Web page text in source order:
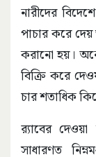
নারীদের
পাচার করে
করানো হয়।
বিক্রি করে
চার শতাধিক
র‌্যাবের
সাধারণত